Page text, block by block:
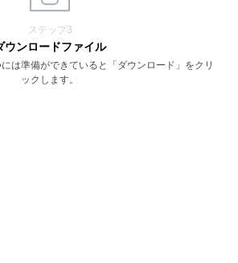
ステップ3
ウンロードファイル
は準備ができていると「ダウンロード」をクリ
ックします。